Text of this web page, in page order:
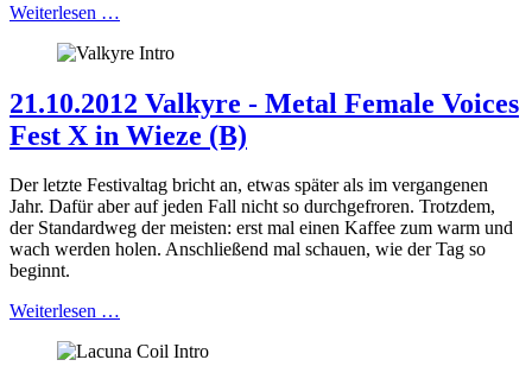
Weiterlesen …
21.10.2012 Valkyre - Metal Female Voices
Fest X in Wieze (B)
Der letzte Festivaltag bricht an, etwas später als im vergangenen
Jahr. Dafür aber auf jeden Fall nicht so durchgefroren. Trotzdem,
der Standardweg der meisten: erst mal einen Kaffee zum warm und
wach werden holen. Anschließend mal schauen, wie der Tag so
beginnt.
Weiterlesen …